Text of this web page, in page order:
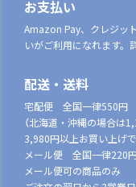
お支払い
Amazon Pay、クレジッ
いがご利用になれます。
配送・送料
宅配便 全国一律550円
（北海道・沖縄の場合は
3,980円以上お買い上げ
メール便 全国一律220
メール便可の商品のみ